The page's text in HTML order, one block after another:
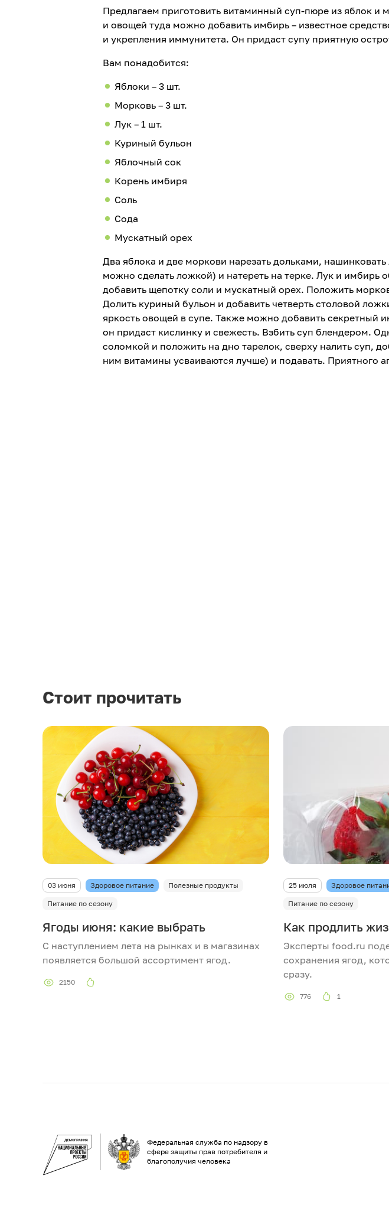
Предлагаем приготовить витаминный суп-пюре из яблок
и овощей туда можно добавить имбирь – известное
и укрепления иммунитета. Он придаст супу приятную
Вам понадобится:
Яблоки – 3 шт.
Морковь – 3 шт.
Лук – 1 шт.
Куриный бульон
Яблочный сок
Корень имбиря
Соль
Сода
Мускатный орех
Два яблока и две моркови нарезать дольками,
можно сделать ложкой) и натереть на терке. Лук и имбирь
добавить щепотку соли и мускатный орех. Положить
Долить куриный бульон и добавить четверть столовой
яркость овощей в супе. Также можно добавить секретный
он придаст кислинку и свежесть. Взбить суп блендером.
соломкой и положить на дно тарелок, сверху налить суп,
ним витамины усваиваются лучше) и подавать. Приятного
Стоит прочитать
03 июня Здоровое питание Полезные продукты
Питание по сезону
Ягоды июня: какие выбрать
С наступлением лета на рынках и в магазинах
появляется большой ассортимент ягод.
2150
25 июля Здоровое
Питание по сезону
Как продлить
Эксперты food.ru
сохранения ягод,
сразу.
776 1
Федеральная служба по надзору в
сфере защиты прав потребителя и
благополучия человека